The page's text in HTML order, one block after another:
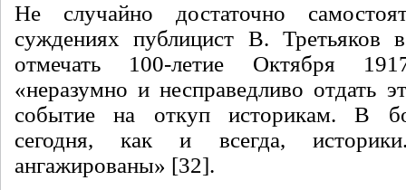
Не случайно достаточно
суждениях публицист В. Третьяков
отмечать 100-летие Октября
«неразумно и несправедливо отдать
событие на откуп историкам. В
сегодня, как и всегда,
ангажированы» [32].